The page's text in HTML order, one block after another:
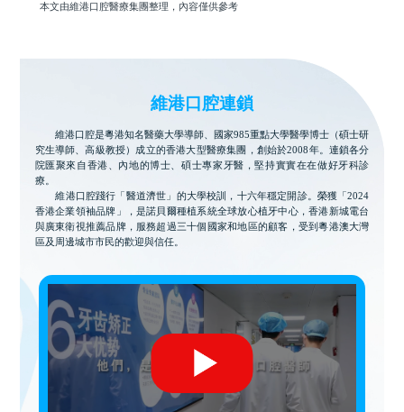
本文由維港口腔醫療集團整理，內容僅供參考
維港口腔連鎖
維港口腔是粵港知名醫藥大學導師、國家985重點大學醫學博士（碩士研
究生導師、高級教授）成立的香港大型醫療集團，創始於2008年。連鎖各分
院匯聚來自香港、內地的博士、碩士專家牙醫，堅持實實在在做好牙科診
療。
維港口腔踐行「醫道濟世」的大學校訓，十六年穩定開診。榮獲「2024
香港企業領袖品牌」，是諾貝爾種植系統全球放心植牙中心，香港新城電台
與廣東衛視推薦品牌，服務超過三十個國家和地區的顧客，受到粵港澳大灣
區及周邊城市市民的歡迎與信任。